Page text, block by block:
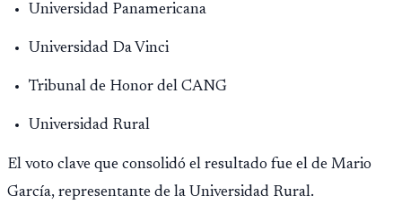
Universidad Panamericana
Universidad Da Vinci
Tribunal de Honor del CANG
Universidad Rural
El voto clave que consolidó el resultado fue el de Mario
García, representante de la Universidad Rural.